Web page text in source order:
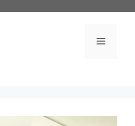
Menu